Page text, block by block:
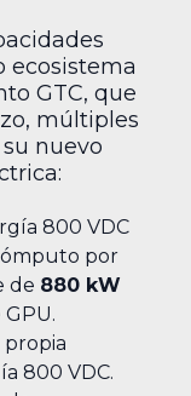
ecosistema
GTC, que
múltiples
nuevo
800 VDC
por
de 880 kW
propia
800 VDC.